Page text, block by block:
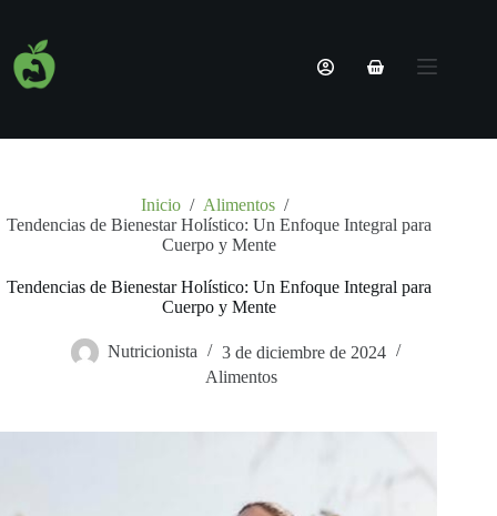
contenido
Sin
Personalizados
Blog
Nombre de usuario o correo electrónico
Carro
Inicio / Alimentos /
Tendencias de Bienestar Holístico: Un Enfoque Integral para
Cuerpo y Mente
Tendencias de Bienestar Holístico: Un Enfoque Integral para
Cuerpo y Mente
Nutricionista
3 de diciembre de 2024
Alimentos